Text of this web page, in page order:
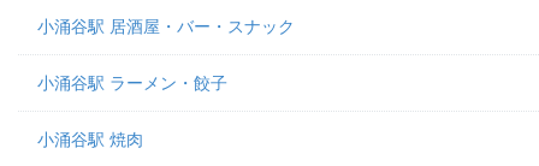
小涌谷駅 居酒屋・バー・スナック
小涌谷駅 ラーメン・餃子
小涌谷駅 焼肉